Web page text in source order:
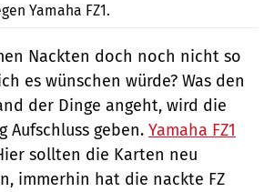
Yamaha FZ1.
Nackten doch noch nicht so
es wünschen würde? Was den
der Dinge angeht, wird die
Aufschluss geben. Yamaha FZ1
sollten die Karten neu
immerhin hat die nackte FZ